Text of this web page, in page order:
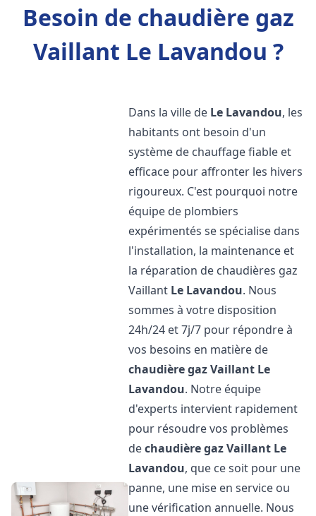
Besoin de chaudière gaz
Vaillant Le Lavandou ?
Dans la ville de Le Lavandou, les
habitants ont besoin d'un
système de chauffage fiable et
efficace pour affronter les hivers
rigoureux. C'est pourquoi notre
équipe de plombiers
expérimentés se spécialise dans
l'installation, la maintenance et
la réparation de chaudières gaz
Vaillant Le Lavandou. Nous
sommes à votre disposition
24h/24 et 7j/7 pour répondre à
vos besoins en matière de
chaudière gaz Vaillant Le
Lavandou. Notre équipe
d'experts intervient rapidement
pour résoudre vos problèmes
dechaudière gaz Vaillant Le
Lavandou, que ce soit pour une
panne, une mise en service ou
une vérification annuelle. Nous